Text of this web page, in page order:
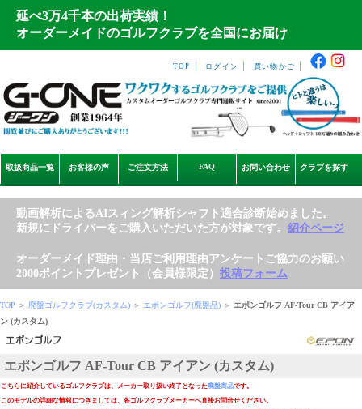
延べ3万4千本の出荷実績！
オーダーメイドのゴルフクラブを全国にお届け
TOP ログイン 買い物かご
取扱商品一覧 お客様の声 ご注文方法 FAQ お問い合わせ クラブを探す
動画解析によるAIスィング解析シャフト適合診断始めました。
新規にドライバーをご購入いただいた方が対象です。 紹介ページ
オーダーメイド理由・当店ご利用理由アンケートご協力のお願い
2000ポイントプレゼント（会員様限定） 投稿フォーム
TOP ＞ 廃盤ゴルフクラブ(カスタム) ＞ エポンゴルフ(廃盤品) ＞ エポンゴルフ AF-Tour CB アイア
ン (カスタム)
エポンゴルフ AF-Tour CB アイアン (カスタム)
こちらに紹介しているゴルフクラブは、メーカー取り扱い終了となった廃盤商品です。
このモデルの詳細な情報につきましては、各ゴルフクラブメーカーへ直接お問合せください。